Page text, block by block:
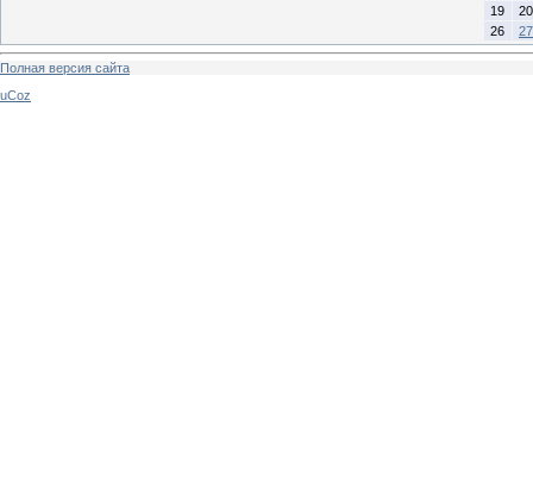
19
20
26
27
Полная версия сайта
uCoz